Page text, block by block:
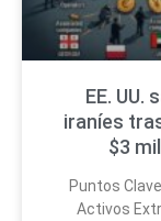
EE.
iraníes
$3
Puntos
Activos